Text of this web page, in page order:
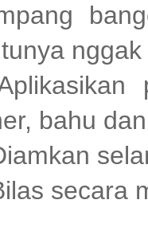
bahu
secara